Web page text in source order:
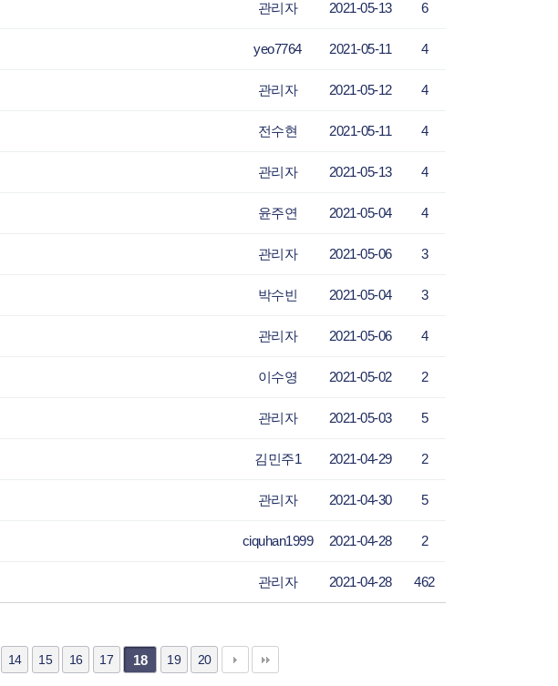
관리자 2021-05-13 6
yeo7764 2021-05-11 4
관리자 2021-05-12 4
전수현 2021-05-11 4
관리자 2021-05-13 4
윤주연 2021-05-04 4
관리자 2021-05-06 3
박수빈 2021-05-04 3
관리자 2021-05-06 4
이수영 2021-05-02 2
관리자 2021-05-03 5
김민주1 2021-04-29 2
관리자 2021-04-30 5
ciquhan1999 2021-04-28 2
관리자 2021-04-28 462
14 15 16 17 18 19 20